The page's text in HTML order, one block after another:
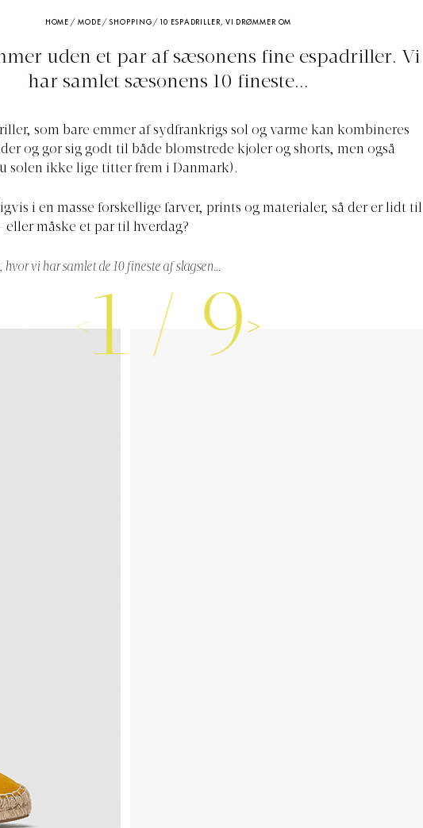
HOME / MODE /SHOPPING / 10 ESPADRILLER, VI DRØMMER OM
uden et par af sæsonens fine espadriller. Vi
har samlet sæsonens 10 fineste...
som bare emmer af sydfrankrigs sol og varme kan kombineres
og gør sig godt til både blomstrede kjoler og shorts, men også
solen ikke lige titter frem i Danmark).
i en masse forskellige farver, prints og materialer, så der er lidt til
eller måske et par til hverdag?
hvor vi har samlet de 10 fineste af slagsen…
1 / 9